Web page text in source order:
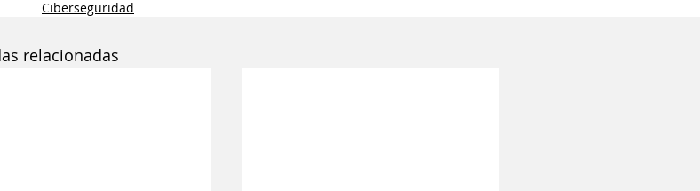
Ciberseguridad
relacionadas